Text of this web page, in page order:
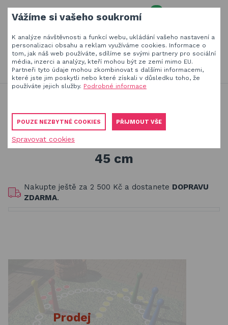
Váš e-mail
Vaše heslo
PŘIHLÁSIT
0
+420777 230 065
PO-PÁ 8-18 hod
Slunečníky a stínící technika
Dřevěné hračky pro děti
Stavebnice Qman pro děti
Venkovní hry a hračky pro děti
Výprodej
HLEDAT
Venkovní hračky a hry pro děti
Zahradní hra člověče nezlob se 45 cm
Zahradní hra člověče nezlob se
45 cm
Nakupte ještě za 2 500 Kč a dostanete DOPRAVU
ZDARMA.
Prodej
Vážíme si vašeho soukromí
K analýze návštěvnosti a funkcí webu, ukládání vašeho nastavení a
personalizaci obsahu a reklam využíváme cookies. Informace o
tom, jak náš web používáte, sdílíme se svými partnery pro sociální
média, inzerci a analýzy, kteří mohou být ze zemí mimo EU.
Partneři tyto údaje mohou zkombinovat s dalšími informacemi,
které jste jim poskytli nebo které získali v důsledku toho, že
používáte jejich služby. Podrobné informace
POUZE NEZBYTNÉ COOKIES PŘIJMOUT VŠE
Spravovat cookies